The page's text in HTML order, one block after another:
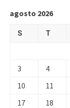
agosto 2026
S T
3
4
10
11
17
18